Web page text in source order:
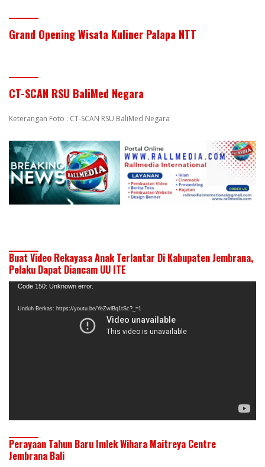
Grand Opening Wisata Kuliner Palapa NTT
CT-SCAN RSU BaliMed Negara
Keterangan Foto : CT-SCAN RSU BaliMed Negara
Buat Video Rekayasa Anak Terlantar Di Kabupaten Jembrana,
Pelaku Dapat Diancam UU ITE
Pemutar
Code 150: Unknown error.
Unduh Berkas: https://youtu.be/YeZwlBq1tSc?_=1
Perayaan Tahun Baru Imlek Wihara Maitreya Centre
Jembrana Bali